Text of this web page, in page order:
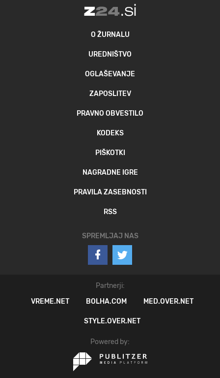
O ŽURNALU
UREDNIŠTVO
OGLAŠEVANJE
ZAPOSLITEV
PRAVNO OBVESTILO
KODEKS
PIŠKOTKI
NAGRADNE IGRE
PRAVILA ZASEBNOSTI
RSS
SPREMLJAJ NAS
Partnerji:
VREME.NET
BOLHA.COM MED.OVER.NET
STYLE.OVER.NET
Powered by: